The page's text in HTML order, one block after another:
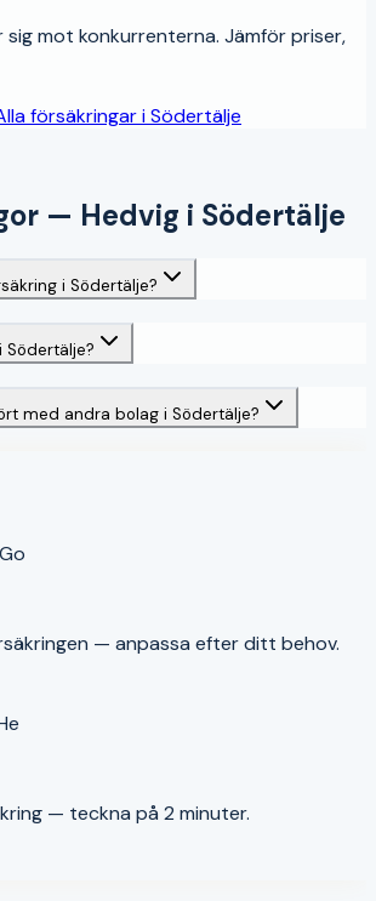
sig mot konkurrenterna. Jämför priser,
försäkringar iSödertälje
— Hedvig i Södertälje
i Södertälje?
Södertälje?
med andra bolag i Södertälje?
Go
— anpassa efter ditt behov.
— teckna på 2 minuter.